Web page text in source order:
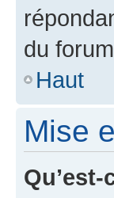
du
Haut
Mise